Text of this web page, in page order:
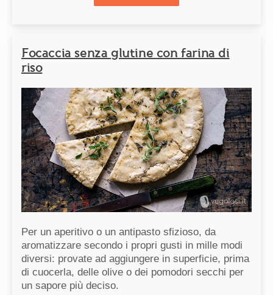
Focaccia senza glutine con farina di
riso
Per un aperitivo o un antipasto sfizioso, da
aromatizzare secondo i propri gusti in mille modi
diversi: provate ad aggiungere in superficie, prima
di cuocerla, delle olive o dei pomodori secchi per
un sapore più deciso.